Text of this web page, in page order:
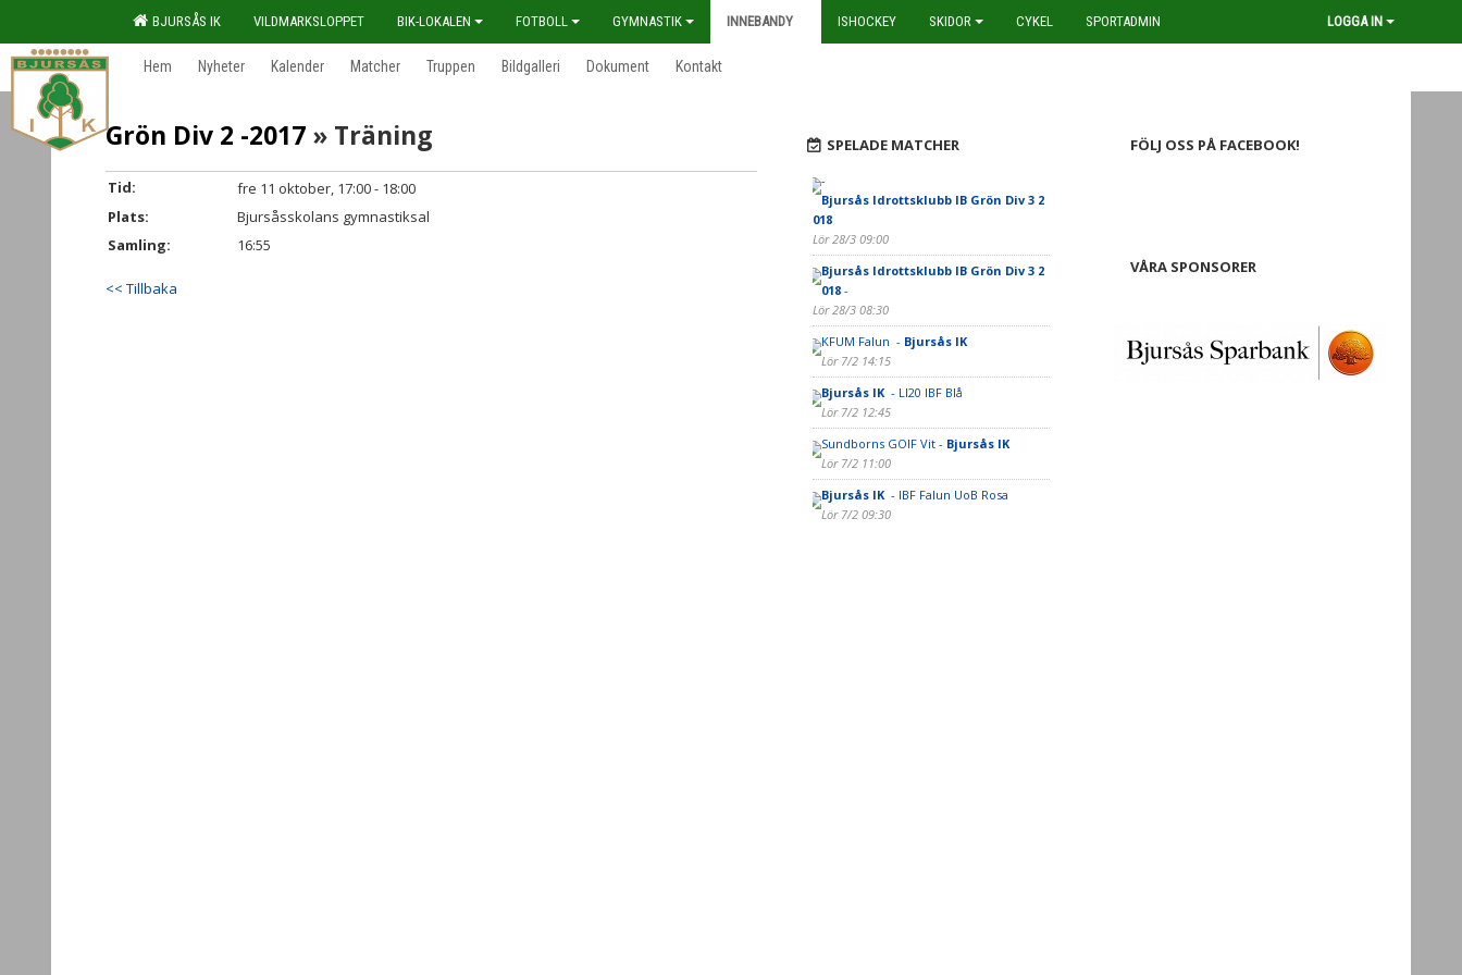
BJURSÅS IK VILDMARKSLOPPET BIK-LOKALEN FOTBOLL GYMNASTIK INNEBANDY ISHOCKEY SKIDOR CYKEL SPORTADMIN LOGGA IN
Hem Nyheter Kalender Matcher Truppen Bildgalleri Dokument Kontakt
Grön Div 2 -2017 » Träning
Tid:
fre 11 oktober, 17:00 - 18:00
Plats:
Bjursåsskolans gymnastiksal
Samling:
16:55
<< Tillbaka
SPELADE MATCHER
-
Bjursås Idrottsklubb IB Grön Div 3 2
018
Lör 28/3 09:00
Bjursås Idrottsklubb IB Grön Div 3 2
018-
Lör 28/3 08:30
KFUM Falun - Bjursås IK
Lör 7/2 14:15
Bjursås IK - LI20 IBF Blå
Lör 7/2 12:45
Sundborns GOIF Vit - Bjursås IK
Lör 7/2 11:00
Bjursås IK - IBF Falun UoB Rosa
Lör 7/2 09:30
FÖLJ OSS PÅ FACEBOOK!
VÅRA SPONSORER